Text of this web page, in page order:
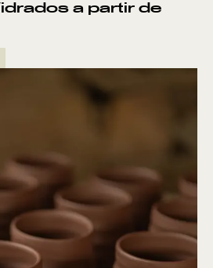
a partir de